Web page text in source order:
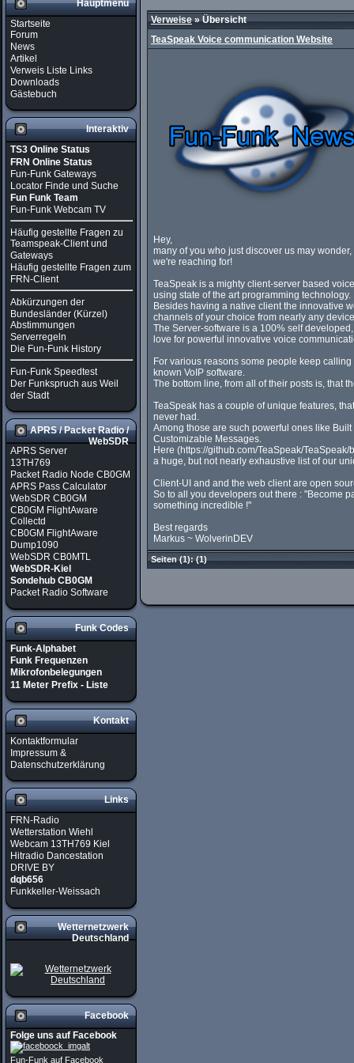
Hauptmenü
Startseite
Forum
News
Artikel
Verweis Liste Links
Downloads
Gästebuch
Interaktiv
TS3 Online Status
FRN Online Status
Fun-Funk Gateways
Locator Finde und Suche
Fun Funk Team
Fun-Funk Webcam TV
Häufig gestellte Fragen zu
Teamspeak-Client und
Gateways
Häufig gestellte Fragen zum
FRN-Client
Abkürzungen der
Bundesländer (Kürzel)
Abstimmungen
Serverregeln
Die Fun-Funk History
Fun-Funk Speedtest
Der Funkspruch aus Weil
der Stadt
APRS / Packet Radio /
WebSDR
APRS Server
13TH769
Packet Radio Node CB0GM
APRS Pass Calculator
WebSDR CB0GM
CB0GM FlightAware
Collectd
CB0GM FlightAware
Dump1090
WebSDR CB0MTL
WebSDR-Kiel
Sondehub CB0GM
Packet Radio Software
Funk Codes
Funk-Alphabet
Funk Frequenzen
Mikrofonbelegungen
11 Meter Prefix - Liste
Kontakt
Kontaktformular
Impressum &
Datenschutzerklärung
Links
FRN-Radio
Wetterstation Wiehl
Webcam 13TH769 Kiel
Hitradio Dancestation
DRIVE BY
dqb656
Funkkeller-Weissach
Wetternetzwerk
Deutschland
Facebook
Folge uns auf Facebook
Fun-Funk auf Facebook
Verweise» Übersicht
TeaSpeak Voice communication Website
Hey,
many of you who just discover us may
we're reaching for!
TeaSpeak is a mighty client-server based
using state of the art programming technology.
Besides having a native client the innovative
channels of your choice from nearly any
The Server-software is a 100% self
love for powerful innovative voice
For various reasons some people keep
known VoIP software.
The bottom line, from all of their posts is, that
TeaSpeak has a couple of unique features,
never had.
Among those are such powerful ones like
Customizable Messages.
Here (https://github.com/TeaSpeak/
a huge, but not nearly exhaustive list of our
Client-UI and and the web client are open
So to all you developers out there : "Become
something incredible !"
Best regards
Markus ~ WolverinDEV
Seiten(1):(1)